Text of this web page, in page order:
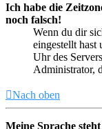
Ich habe die
noch falsch!
Wenn du dir
eingestellt hast
Uhr des
Administrator,
Nach oben
Meine Sprache